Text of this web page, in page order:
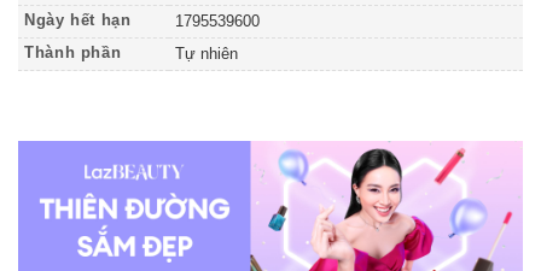
Ngày hết hạn
1795539600
Thành phần
Tự nhiên